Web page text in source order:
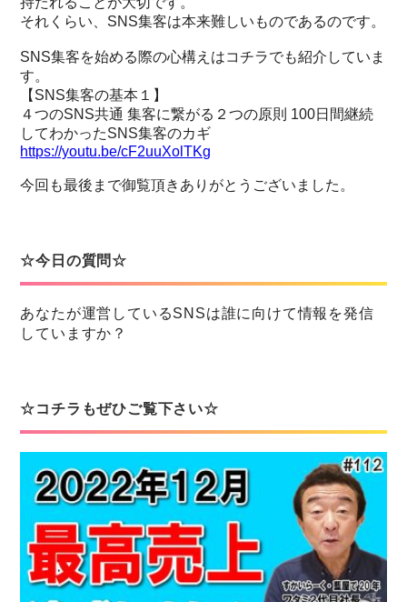
それくらい、SNS集客は本来難しいものであるのです。
SNS集客を始める際の心構えはコチラでも紹介していま
す。
【SNS集客の基本１】
４つのSNS共通 集客に繋がる２つの原則 100日間継続
してわかったSNS集客のカギ
https://youtu.be/cF2uuXolTKg
今回も最後まで御覧頂きありがとうございました。
☆今日の質問☆
あなたが運営しているSNSは誰に向けて情報を発信
していますか？
☆コチラもぜひご覧下さい☆